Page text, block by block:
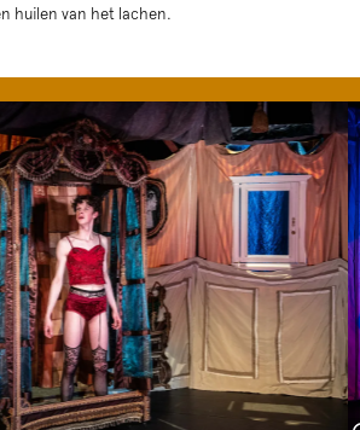
huilen van het lachen.